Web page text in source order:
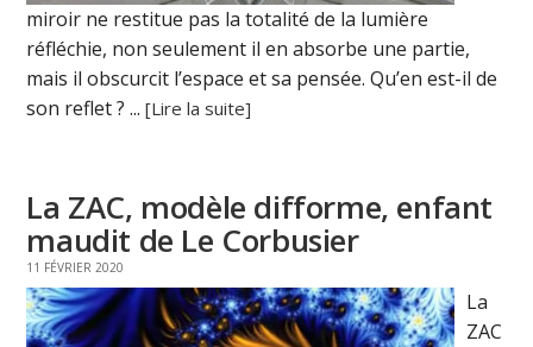
miroir ne restitue pas la totalité de la lumière
réfléchie, non seulement il en absorbe une partie,
mais il obscurcit l’espace et sa pensée. Qu’en est-il de
son reflet ? ...[Lire la suite]
La ZAC, modèle difforme, enfant
maudit de Le Corbusier
11 FÉVRIER 2020
La
ZAC